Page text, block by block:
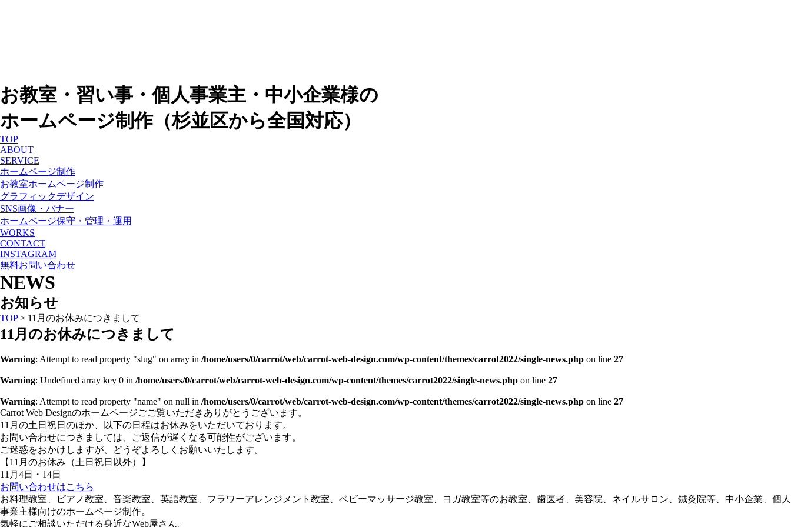
お教室・習い事・個人事業主・中小企業様の
ホームページ制作（杉並区から全国対応）
TOP
ABOUT
SERVICE
ホームページ制作
お教室ホームページ制作
グラフィックデザイン
SNS画像・バナー
ホームページ保守・管理・運用
WORKS
CONTACT
INSTAGRAM
無料お問い合わせ
NEWS
お知らせ
TOP> 11月のお休みにつきまして
11月のお休みにつきまして
Warning: Attempt to read property "slug" on array in /home/users/0/carrot/web/carrot-web-design.com/wp-content/themes/carrot2022/single-news.php on line 27
Warning: Undefined array key 0 in /home/users/0/carrot/web/carrot-web-design.com/wp-content/themes/carrot2022/single-news.php on line 27
Warning: Attempt to read property "name" on null in /home/users/0/carrot/web/carrot-web-design.com/wp-content/themes/carrot2022/single-news.php on line 27
Carrot Web Designのホームページごご覧いただきありがとうございます。
11月の土日祝日のほか、以下の日程はお休みをいただいております。
お問い合わせにつきましては、ご返信が遅くなる可能性がございます。
ご迷惑をおかけしますが、どうぞよろしくお願いいたします。
【11月のお休み（土日祝日以外）】
11月4日・14日
お問い合わせはこちら
お料理教室、ピアノ教室、音楽教室、英語教室、フラワーアレンジメント教室、ベビーマッサージ教室、ヨガ教室等のお教室、歯医者、美容院、ネイルサロン、鍼灸院等、中小企業、個人
事業主様向けのホームページ制作。
気軽にご相談いただける身近なWeb屋さん。